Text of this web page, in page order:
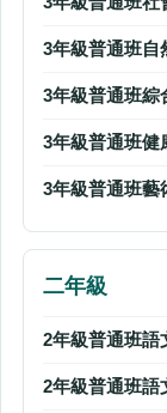
3年級普通班自
3年級普通班綜
3年級普通班健
3年級普通班藝
二年級
2年級普通班語
2年級普通班語